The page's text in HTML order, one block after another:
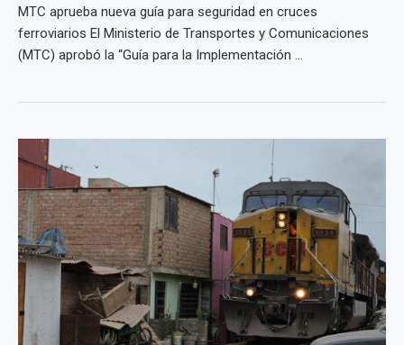
MTC aprueba nueva guía para seguridad en cruces
ferroviarios El Ministerio de Transportes y Comunicaciones
(MTC) aprobó la “Guía para la Implementación ...